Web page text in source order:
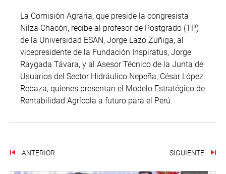
La Comisión Agraria, que preside la congresista
Nilza Chacón, recibe al profesor de Postgrado (TP)
de la Universidad ESAN, Jorge Lazo Zuñiga; al
vicepresidente de la Fundación Inspiratus, Jorge
Raygada Távara, y al Asesor Técnico de la Junta de
Usuarios del Sector Hidráulico Nepeña, César López
Rebaza, quienes presentan el Modelo Estratégico de
Rentabilidad Agrícola a futuro para el Perú.
ANTERIOR SIGUIENTE